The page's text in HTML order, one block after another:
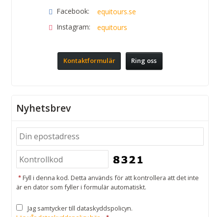
Facebook:
equitours.se
Instagram:
equitours
Kontaktformulär Ring oss
Nyhetsbrev
* Fyll i denna kod. Detta används för att kontrollera att det inte
är en dator som fyller i formulär automatiskt.
Jag samtycker till dataskyddspolicyn.